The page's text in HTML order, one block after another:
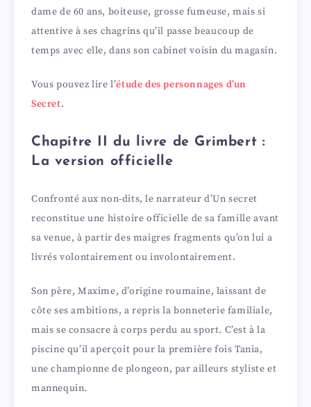
dame de 60 ans, boiteuse, grosse fumeuse, mais si
attentive à ses chagrins qu’il passe beaucoup de
temps avec elle, dans son cabinet voisin du magasin.
Vous pouvez lire l’étude des personnages d’un
Secret.
Chapitre II du livre de Grimbert :
La version officielle
Confronté aux non-dits, le narrateur d’Un secret
reconstitue une histoire officielle de sa famille avant
sa venue, à partir des maigres fragments qu’on lui a
livrés volontairement ou involontairement.
Son père, Maxime, d’origine roumaine, laissant de
côte ses ambitions, a repris la bonneterie familiale,
mais se consacre à corps perdu au sport. C’est à la
piscine qu’il aperçoit pour la première fois Tania,
une championne de plongeon, par ailleurs styliste et
mannequin.